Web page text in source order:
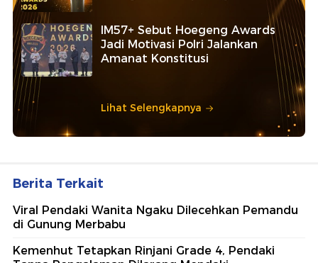
IM57+ Sebut Hoegeng Awards
Jadi Motivasi Polri Jalankan
Amanat Konstitusi
Lihat Selengkapnya
Berita Terkait
Viral Pendaki Wanita Ngaku Dilecehkan Pemandu
di Gunung Merbabu
Kemenhut Tetapkan Rinjani Grade 4, Pendaki